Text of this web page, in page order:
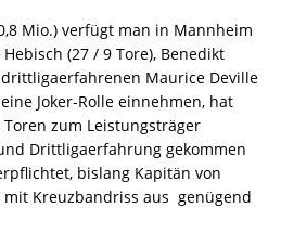
Mio.) verfügt man in Mannheim
(27 / 9 Tore), Benedikt
Maurice Deville
Joker-Rolle einnehmen, hat
zum Leistungsträger
Drittligaerfahrung gekommen
bislang Kapitän von
Kreuzbandriss aus  genügend